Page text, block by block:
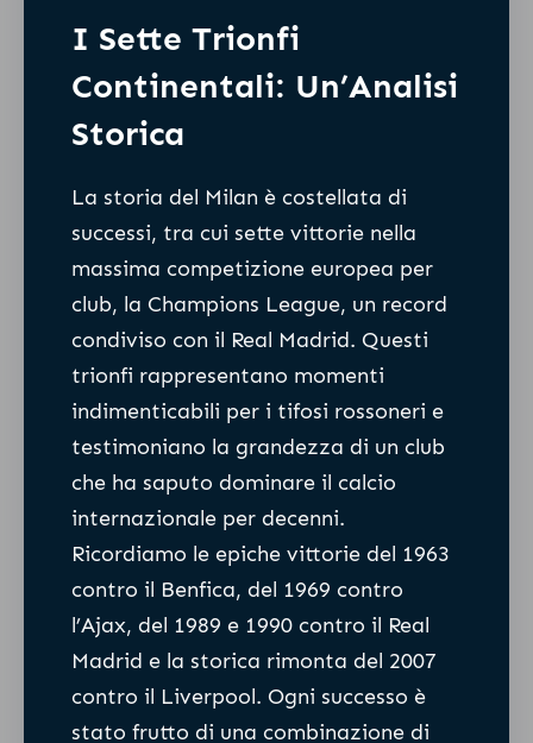
I Sette Trionfi
Continentali: Un’Analisi
Storica
La storia del Milan è costellata di
successi, tra cui sette vittorie nella
massima competizione europea per
club, la Champions League, un record
condiviso con il Real Madrid. Questi
trionfi rappresentano momenti
indimenticabili per i tifosi rossoneri e
testimoniano la grandezza di un club
che ha saputo dominare il calcio
internazionale per decenni.
Ricordiamo le epiche vittorie del 1963
contro il Benfica, del 1969 contro
l’Ajax, del 1989 e 1990 contro il Real
Madrid e la storica rimonta del 2007
contro il Liverpool. Ogni successo è
stato frutto di una combinazione di